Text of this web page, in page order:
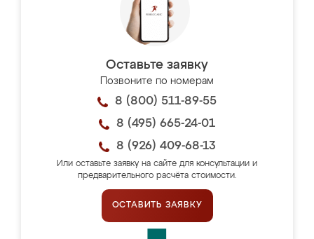
Оставьте заявку
Позвоните по номерам
8 (800) 511-89-55
8 (495) 665-24-01
8 (926) 409-68-13
Или оставьте заявку на сайте для консультации и
предварительного расчёта стоимости.
ОСТАВИТЬ ЗАЯВКУ